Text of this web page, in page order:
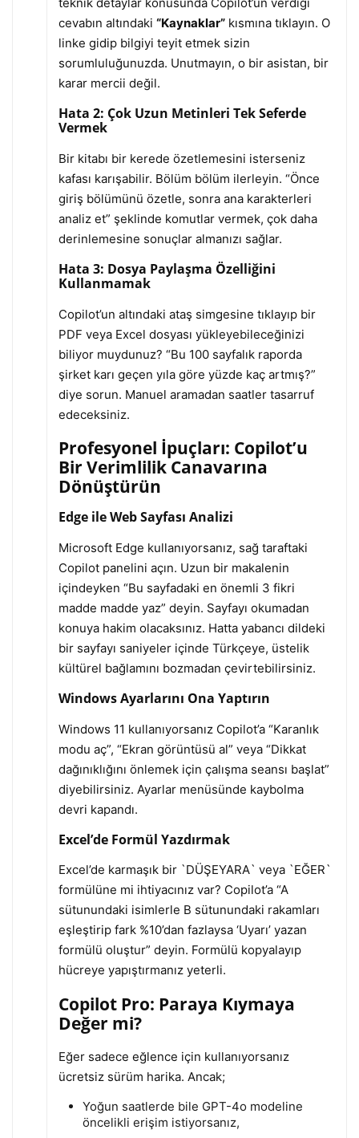
cevabın altındaki “Kaynaklar”kısmına tıklayın. O
linke gidip bilgiyi teyit etmek sizin
sorumluluğunuzda. Unutmayın, o bir asistan, bir
karar mercii değil.
Hata 2: Çok Uzun Metinleri Tek Seferde
Vermek
Bir kitabı bir kerede özetlemesini isterseniz
kafası karışabilir. Bölüm bölüm ilerleyin. “Önce
giriş bölümünü özetle, sonra ana karakterleri
analiz et” şeklinde komutlar vermek, çok daha
derinlemesine sonuçlar almanızı sağlar.
Hata 3: Dosya Paylaşma Özelliğini
Kullanmamak
Copilot’un altındaki ataş simgesine tıklayıp bir
PDF veya Excel dosyası yükleyebileceğinizi
biliyor muydunuz? “Bu 100 sayfalık raporda
şirket karı geçen yıla göre yüzde kaç artmış?”
diye sorun. Manuel aramadan saatler tasarruf
edeceksiniz.
Profesyonel İpuçları: Copilot’u
Bir Verimlilik Canavarına
Dönüştürün
Edge ile Web Sayfası Analizi
Microsoft Edge kullanıyorsanız, sağ taraftaki
Copilot panelini açın. Uzun bir makalenin
içindeyken “Bu sayfadaki en önemli 3 fikri
madde madde yaz” deyin. Sayfayı okumadan
konuya hakim olacaksınız. Hatta yabancı dildeki
bir sayfayı saniyeler içinde Türkçeye, üstelik
kültürel bağlamını bozmadan çevirtebilirsiniz.
Windows Ayarlarını Ona Yaptırın
Windows 11 kullanıyorsanız Copilot’a “Karanlık
modu aç”, “Ekran görüntüsü al” veya “Dikkat
dağınıklığını önlemek için çalışma seansı başlat”
diyebilirsiniz. Ayarlar menüsünde kaybolma
devri kapandı.
Excel’de Formül Yazdırmak
Excel’de karmaşık bir `DÜŞEYARA` veya `EĞER`
formülüne mi ihtiyacınız var? Copilot’a “A
sütunundaki isimlerle B sütunundaki rakamları
eşleştirip fark %10’dan fazlaysa ‘Uyarı’ yazan
formülü oluştur” deyin. Formülü kopyalayıp
hücreye yapıştırmanız yeterli.
Copilot Pro: Paraya Kıymaya
Değer mi?
Eğer sadece eğlence için kullanıyorsanız
ücretsiz sürüm harika. Ancak;
Yoğun saatlerde bile GPT-4o modeline
öncelikli erişim istiyorsanız,